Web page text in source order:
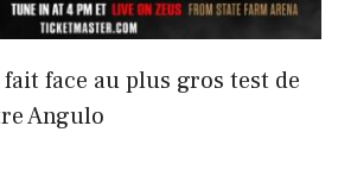
face au plus gros test de
Angulo